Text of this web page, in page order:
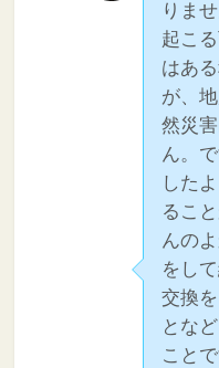
りま
起こ
はあ
が、
然災
ん。
した
るこ
んの
をし
交換
とな
こと